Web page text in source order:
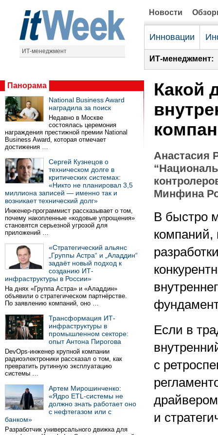
ИТ-менеджмент
Новости
Инновации
ИТ-менеджмент:
Панорама
National Business Award
наградила за поиск
Недавно в Москве
состоялась церемония
награждения престижной премии National
Business Award, которая отмечает
достижения …
Сергей Кузнецов о
техническом долге в
критических системах:
«Никто не планировал 3,5
миллиона записей — именно так и
возникает технический долг»
Инженер-программист рассказывает о том,
почему накопленные «кодовые упрощения»
становятся серьезной угрозой для
приложений …
«Стратегический альянс
„Группы Астра“ и „Аладдин“
задаёт новый подход к
созданию ИТ-
инфраструктуры в России»
На днях «Группа Астра» и «Аладдин»
объявили о стратегическом партнёрстве.
По заявлению компаний, оно …
Трансформация ИТ-
инфраструктуры в
промышленном секторе:
опыт Антона Пирогова
DevOps-инженер крупной компании
радиоэлектроники рассказал о том, как
превратить рутинную эксплуатацию
системы …
Артем Мирошинченко:
«Ядро ETL-системы не
должно знать работает оно
с нефтегазом или с
банком»
Разработчик универсального движка для
Какой
Анастасия
Минфина
В быстро
компаний,
Если в
с
и